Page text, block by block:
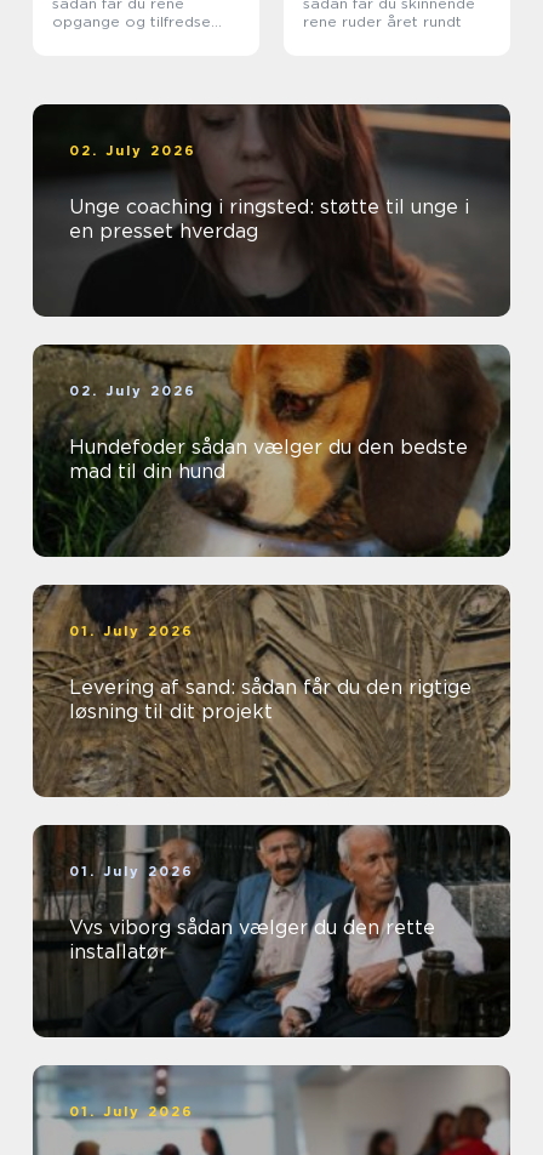
opgange og tilfredse
rene ruder året rundt
02. July 2026
Unge coaching i ringsted: støtte til unge i
en presset hverdag
02. July 2026
Hundefoder sådan vælger du den bedste
mad til din hund
01. July 2026
Levering af sand: sådan får du den rigtige
løsning til dit projekt
01. July 2026
Vvs viborg sådan vælger du den rette
installatør
01. July 2026